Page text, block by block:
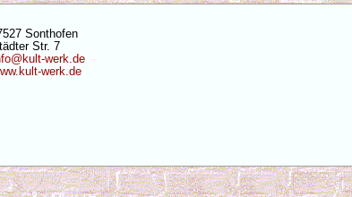
Sonthofen
Str. 7
werk.de
werk.de